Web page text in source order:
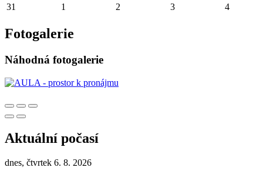
31
1 2 3 4
Fotogalerie
Náhodná fotogalerie
Aktuální počasí
dnes, čtvrtek 6. 8. 2026